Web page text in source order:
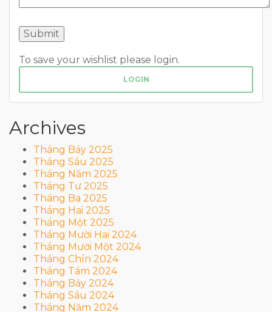
To save your wishlist please login.
LOGIN
Archives
Tháng Bảy 2025
Tháng Sáu 2025
Tháng Năm 2025
Tháng Tư 2025
Tháng Ba 2025
Tháng Hai 2025
Tháng Một 2025
Tháng Mười Hai 2024
Tháng Mười Một 2024
Tháng Chín 2024
Tháng Tám 2024
Tháng Bảy 2024
Tháng Sáu 2024
Tháng Năm 2024